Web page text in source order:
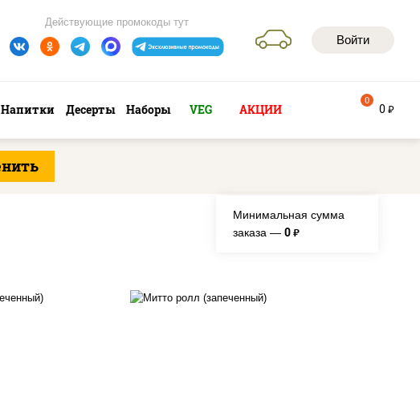
Войти
Действующие промокоды тут
Напитки Десерты Наборы VEG АКЦИИ 0 руб
0
Минимальная сумма
заказа — 0 руб.